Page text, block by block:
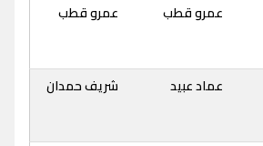
عمرو قطب عمرو قطب
عماد عبيد شريف حمدان